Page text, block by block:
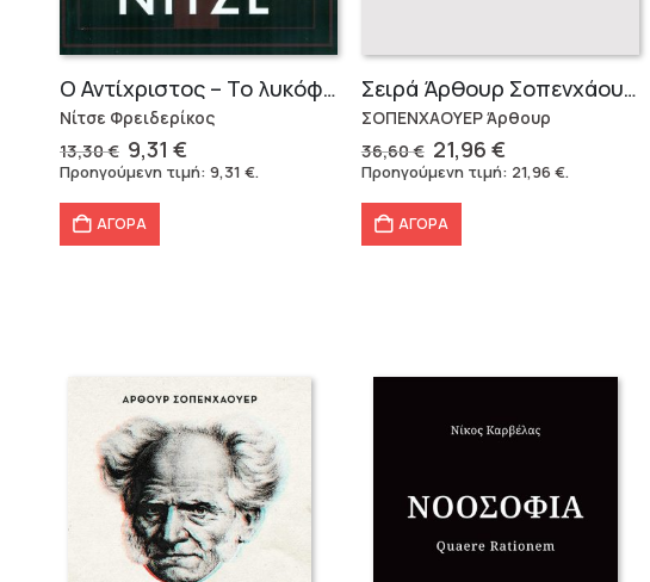
Ο Αντίχριστος – Το λυκόφως των ειδώλων
Νίτσε Φρειδερίκος
13,30€ Original
price
13,30 €.
9,31€
τρέχουσα
Προηγούμενη τιμή: 9,31 €.
ΑΓΟΡΑ
Σειρά Άρθουρ Σοπενχάουερ (3 βιβλία)
ΣΟΠΕΝΧΑΟΥΕΡ Άρθουρ
36,60€ Original
price
36,60 €.
21,96 €Η
τρέχουσα
Προηγούμενη τιμή: 21,96 €.
ΑΓΟΡΑ